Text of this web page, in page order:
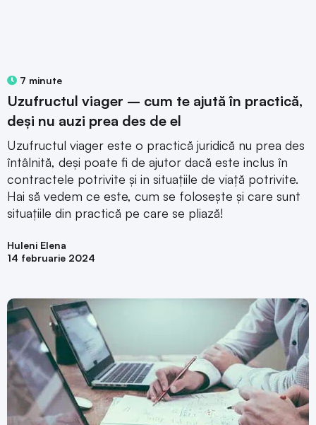
7 minute
Uzufructul viager – cum te ajută în practică,
deși nu auzi prea des de el
Uzufructul viager este o practică juridică nu prea des
întâlnită, deși poate fi de ajutor dacă este inclus în
contractele potrivite și in situațiile de viață potrivite.
Hai să vedem ce este, cum se folosește și care sunt
situațiile din practică pe care se pliază!
Huleni Elena
14 februarie 2024